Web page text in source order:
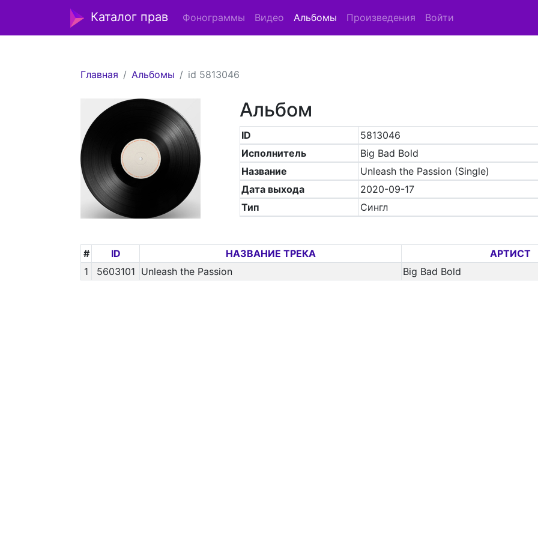
Каталог прав Фонограммы Видео Альбомы Произведения Войти
Главная Альбомы id 5813046
Альбом
ID
5813046
Исполнитель
Big Bad Bold
Название
Unleash the Passion (Single)
Дата выхода
2020-09-17
Тип
Сингл
# ID НАЗВАНИЕ ТРЕКА
АРТИСТ
1
5603101 Unleash the Passion Big Bad Bold